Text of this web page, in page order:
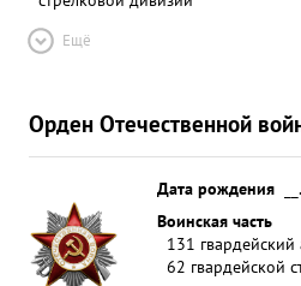
Ещё
Орден Отечественной
Дата рождения
Воинская часть
131
62 гвардейской